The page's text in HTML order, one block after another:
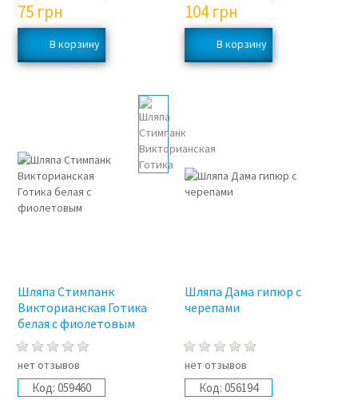
75 грн 104 грн
Шляпа Cтимпанк
Викторианская Готика
белая с фиолетовым
нет отзывов
Код: 059460
Шляпа Дама гипюр с
черепами
нет отзывов
Код: 056194